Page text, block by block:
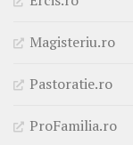
Magisteriu.ro
Pastoratie.ro
ProFamilia.ro